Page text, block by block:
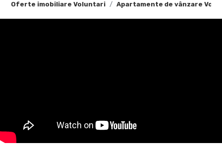
Oferte imobiliare Voluntari Apartamente de vânzare
Compartimentare: living spațios cu zonă de dining, bucătărie,
dormitor, baie și terasă